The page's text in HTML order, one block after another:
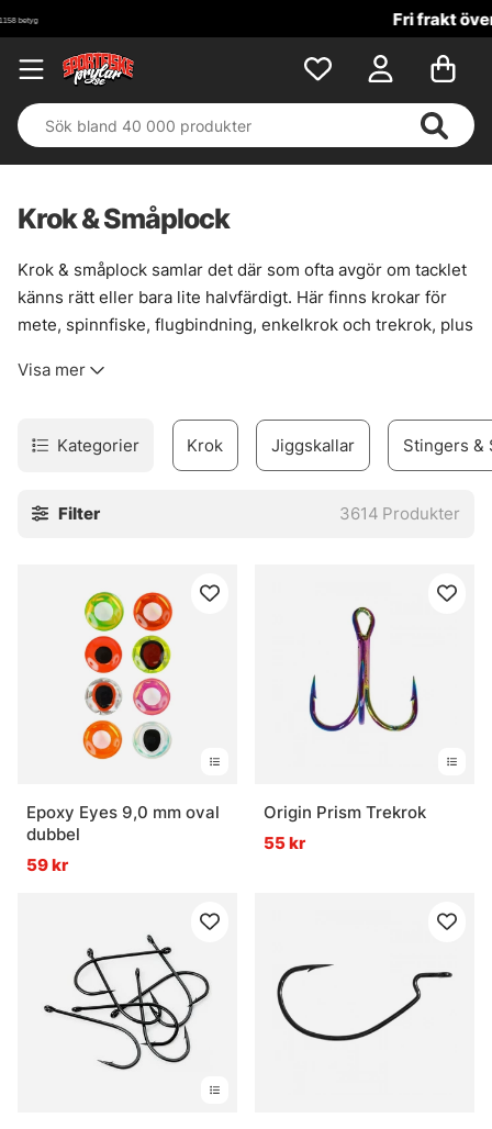
Krok & Småplock
Krok & småplock samlar det där som ofta avgör om tacklet
känns rätt eller bara lite halvfärdigt. Här finns krokar för
mete, spinnfiske, flugbindning, enkelkrok och trekrok, plus
när det väl gäller. En bra krok sitter inte bara fast. Den
Sortimentet är brett nog för att täcka många metoder, men
ändå lätt att sortera i huvudet. För den som bygger egna
stingers och tafsar. Små saker, javisst. Men ofta är det just
Utforska gärna de viktigaste underkategorierna:
» Flugbindningsmaterial
Vanliga frågor om krok och småplock
Vad är krok och småplock?
Vad används tafsar till?
Vad är flugbindningsmaterial?
Vad är stingers och när används de?
Visa mer
Kategorier Krok Jiggskallar Stingers &
Filter 3614 Produkter
Epoxy Eyes 9,0 mm oval
dubbel
59 kr
Origin Prism Trekrok
55 kr